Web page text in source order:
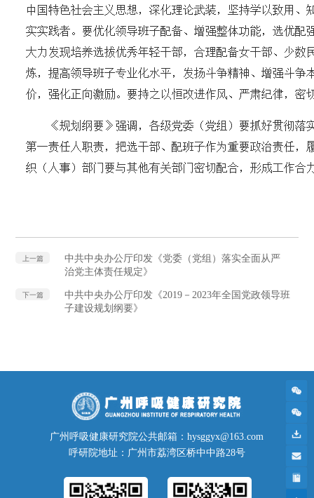
上一篇
中共中央办公厅印发《党委（党组）落实全面从严
治党主体责任规定》
下一篇
中共中央办公厅印发《2019－2023年全国党政领导班
子建设规划纲要》
广州呼吸健康研究院公共邮箱：hysggyx@163.com
呼研院地址：广州市荔湾区桥中中路28号